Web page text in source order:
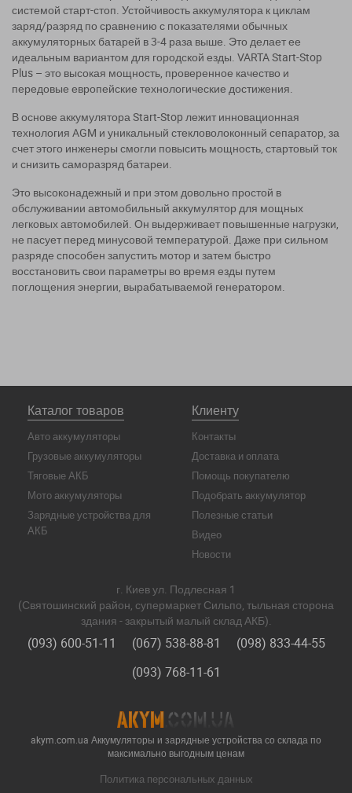
системой старт-стоп. Устойчивость аккумулятора к циклам
заряд/разряд по сравнению с показателями обычных
аккумуляторных батарей в 3-4 раза выше. Это делает ее
идеальным вариантом для городской езды. VARTA Start-Stop
Plus – это высокая мощность, проверенное качество и
передовые европейские технологические достижения.
В основе аккумулятора Start-Stop лежит инновационная
технология AGM и уникальный стекловолоконный сепаратор, за
счет этого инженеры смогли повысить мощность, стартовый ток
и снизить саморазряд батареи.
Это высоконадежный и при этом довольно простой в
обслуживании автомобильный аккумулятор для мощных
легковых автомобилей. Он выдерживает повышенные нагрузки,
не пасует перед минусовой температурой. Даже при сильном
разряде способен запустить мотор и затем быстро
восстановить свои параметры во время езды путем
поглощения энергии, вырабатываемой генератором.
akym.com.ua Аккумуляторы и зарядные устройства со склада по
максимально выгодным ценам
Политика персональных данных
Каталог товаров
Авто аккумуляторы
Грузовые аккумуляторы
Тяговые АКБ
Мото аккумуляторы
Зарядные устройства для
АКБ
Клиенту
Контакты
Доставка и оплата
Помощь покупателю
Подобрать аккумулятор
Полезные статьи
Видео
Новости
г. Киев ул. Подлесная 1
(Святошинский район, супермаркет Сильпо, тыльная сторона
здания - закрытый малый склад АКБ).
(093) 600-51-11 (067) 538-88-81
(098) 833-44-55
(093) 768-11-61